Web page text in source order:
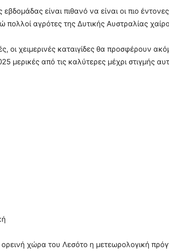
είναι πιθανό να είναι οι πιο
πολλοί αγρότες της Δυτικής Αυστραλίας
οι χειμερινές καταιγίδες θα προσφέρουν
μερικές από τις καλύτερες μέχρι στιγμής
ορεινή χώρα του Λεσότο η μετεωρολογική